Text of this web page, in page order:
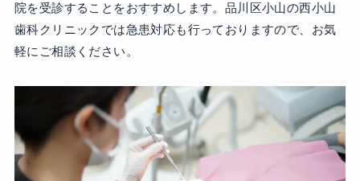
院を受診することをおすすめします。品川区小山の西小山
歯科クリニックでは急患対応も行っておりますので、お気
軽にご相談ください。